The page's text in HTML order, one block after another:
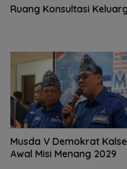
Ruang Konsultasi
Musda V Demokrat
Awal Misi Menang 2029